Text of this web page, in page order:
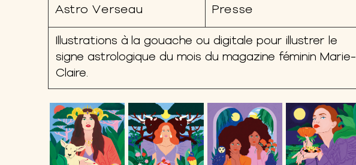
Astro Verseau Presse
Illustrations à la gouache ou digitale pour illustrer le
signe astrologique du mois du magazine féminin Marie-
Claire.